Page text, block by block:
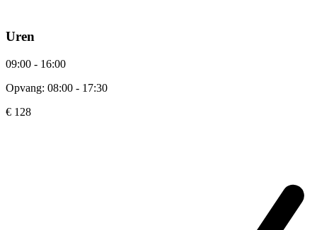
Uren
09:00 - 16:00
Opvang: 08:00 - 17:30
€ 128